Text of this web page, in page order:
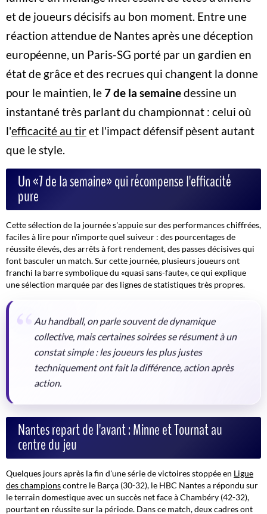
et de joueurs décisifs au bon moment. Entre une
réaction attendue de Nantes après une déception
européenne, un Paris-SG porté par un gardien en
état de grâce et des recrues qui changent la donne
pour le maintien, le7 de la semainedessine un
instantané très parlant du championnat : celui où
l'efficacité au tiret l'impact défensif pèsent autant
que le style.
Un «7 de la semaine» qui récompense l'efficacité
pure
Cette sélection de la journée s'appuie sur des performances chiffrées,
faciles à lire pour n'importe quel suiveur : des pourcentages de
réussite élevés, des arrêts à fort rendement, des passes décisives qui
font basculer un match. Sur cette journée, plusieurs joueurs ont
franchi la barre symbolique du «quasi sans-faute», ce qui explique
une sélection marquée par des lignes de statistiques très propres.
Au handball, on parle souvent de dynamique
collective, mais certaines soirées se résument à un
constat simple : les joueurs les plus justes
techniquement ont fait la différence, action après
action.
Nantes repart de l'avant : Minne et Tournat au
centre du jeu
Quelques jours après la fin d'une série de victoires stoppée en Ligue
des championscontre le Barça (30-32), le HBC Nantes a répondu sur
le terrain domestique avec un succès net face à Chambéry (42-32),
pourtant en réussite sur la période. Dans ce match, deux cadres ont